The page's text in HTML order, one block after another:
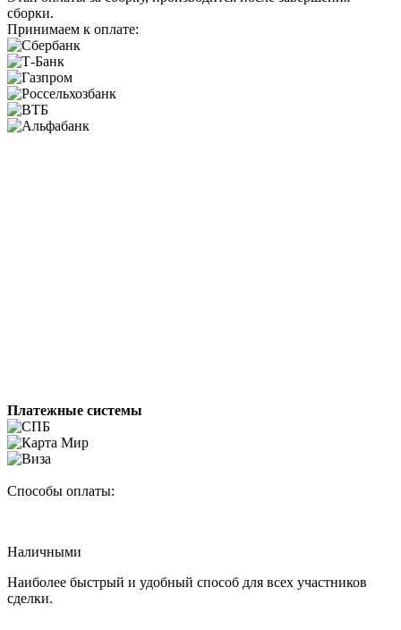
сборки.
Принимаем к оплате:
Платежные системы
Способы оплаты:
Наличными
Наиболее быстрый и удобный способ для всех участников
сделки.